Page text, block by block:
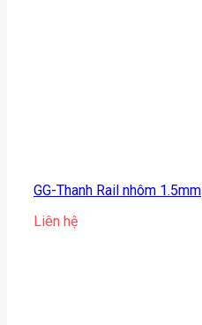
GG-Thanh Rail nhôm 1.5mm
Liên hệ